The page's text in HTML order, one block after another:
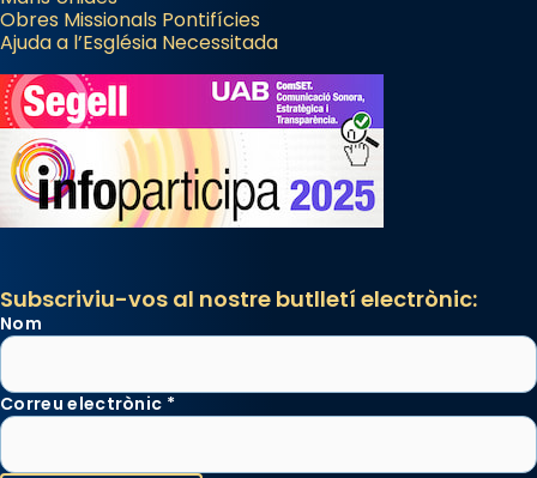
Obres Missionals Pontifícies
Ajuda a l’Església Necessitada
Subscriviu-vos al nostre butlletí electrònic:
Nom
Correu electrònic *